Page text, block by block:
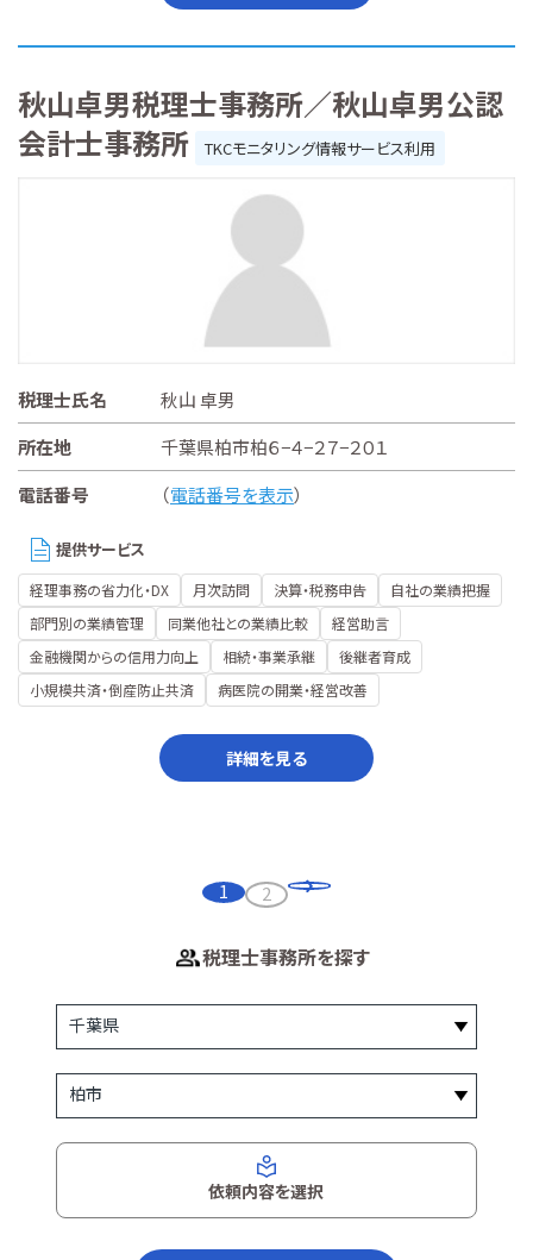
秋山卓男税理士事務所／秋山卓男公認
会計士事務所
TKCモニタリング情報サービス利用
税理士氏名
秋山 卓男
所在地
千葉県柏市柏６−４−２７−２０１
電話番号
（電話番号を表示）
提供サービス
経理事務の省力化・DX 月次訪問 決算・税務申告
自社の業績把握
部門別の業績管理
同業他社との業績比較
経営助言
金融機関からの信用力向上
相続・事業承継
後継者育成
小規模共済・倒産防止共済
病医院の開業・経営改善
詳細を見る
1 2
税理士事務所を探す
依頼内容を選択